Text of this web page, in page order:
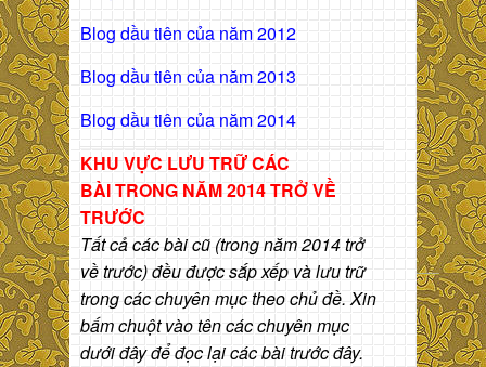
Blog dầu tiên của năm 2012
Blog dầu tiên của năm 2013
Blog dầu tiên của năm 2014
KHU VỰC LƯU TRỮ CÁC
BÀITRONG NĂM 2014 TRỞ VỀ
TRƯỚC
Tất cả các bài cũ (trong năm 2014 trở
về trước) đều được sắp xếp và lưu trữ
trong các chuyên mục theo chủ đề. Xin
bấm chuột vào tên các chuyên mục
dưới đây để đọc lại các bài trước đây.